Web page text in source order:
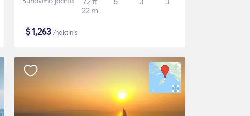
22 m
$1,263 /naktinis